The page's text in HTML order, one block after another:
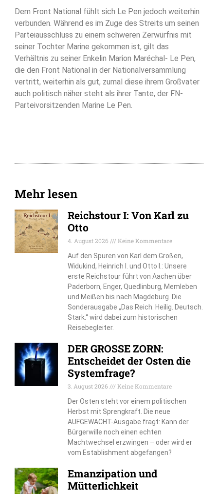
Dem Front National fühlt sich Le Pen jedoch weiterhin
verbunden. Während es im Zuge des Streits um seinen
Parteiausschluss zu einem schweren Zerwürfnis mit
seiner Tochter Marine gekommen ist, gilt das
Verhältnis zu seiner Enkelin Marion Maréchal- Le Pen,
die den Front National in der Nationalversammlung
vertritt, weiterhin als gut, zumal diese ihrem Großvater
auch politisch näher steht als ihrer Tante, der FN-
Parteivorsitzenden Marine Le Pen.
Mehr lesen
Reichstour I: Von Karl zu
Otto
4. August 2026
Keine Kommentare
Auf den Spuren von Karl dem Großen,
Widukind, Heinrich I. und Otto I.: Unsere
erste Reichstour führt von Aachen über
Paderborn, Enger, Quedlinburg, Memleben
und Meißen bis nach Magdeburg. Die
Sonderausgabe „Das Reich. Heilig. Deutsch.
Stark.“ wird dabei zum historischen
Reisebegleiter.
DER GROSSE ZORN:
Entscheidet der Osten die
Systemfrage?
3. August 2026
Keine Kommentare
Der Osten steht vor einem politischen
Herbst mit Sprengkraft. Die neue
AUFGEWACHT-Ausgabe fragt: Kann der
Bürgerwille noch einen echten
Machtwechsel erzwingen – oder wird er
vom Establishment abgefangen?
Emanzipation und
Mütterlichkeit